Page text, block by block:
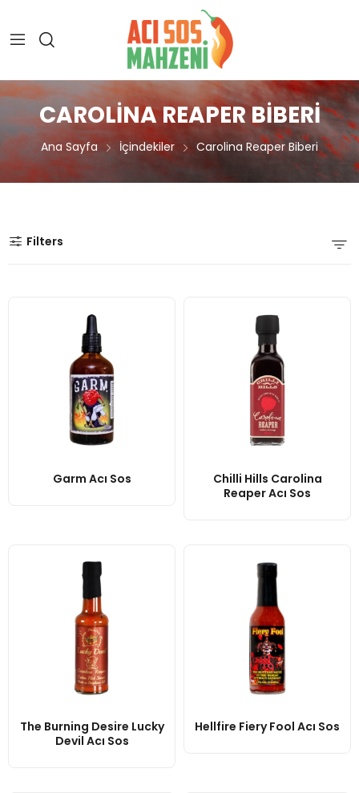
CAROLINA REAPER BIBERI
Ana Sayfa İçindekiler Carolina Reaper Biberi
Filters
Garm Acı Sos
Chilli Hills Carolina
Reaper Acı Sos
The Burning Desire Lucky
Devil Acı Sos
Hellfire Fiery Fool Acı Sos